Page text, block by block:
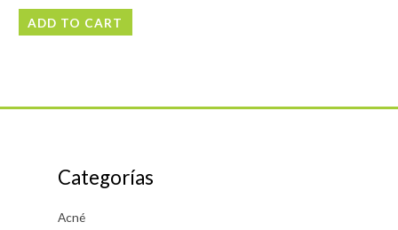
Rated
out
of
ADD TO CART
Categorías
Acné